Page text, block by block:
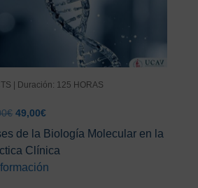
| Duración: 125 HORAS
€ El
original
era:
78,00€.
49,00€El
actual
es:
49,00€.
de la Biología Molecular en la
Clínica